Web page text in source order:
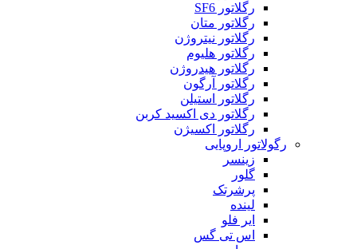
رگلاتور SF6
رگلاتور متان
رگلاتور نیتروژن
رگلاتور هلیوم
رگلاتور هیدروژن
رگلاتور آرگون
رگلاتور استیلن
رگلاتور دی اکسید کربن
رگلاتور اکسیژن
رگولاتور اروپایی
زینسر
گلور
پرشرتک
لینده
ایر فلو
اس تی گس